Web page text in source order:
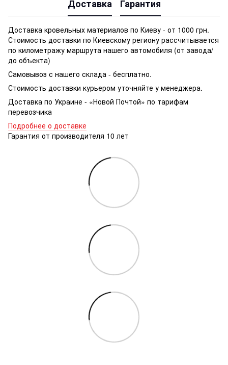
Доставка Гарантия
Доставка кровельных материалов по Киеву - от 1000 грн.
Стоимость доставки по Киевскому региону рассчитывается
по километражу маршрута нашего автомобиля (от завода/
до объекта)
Самовывоз с нашего склада - бесплатно.
Стоимость доставки курьером уточняйте у менеджера.
Доставка по Украине - «Новой Почтой» по тарифам
перевозчика
Подробнее о доставке
Гарантия от производителя 10 лет